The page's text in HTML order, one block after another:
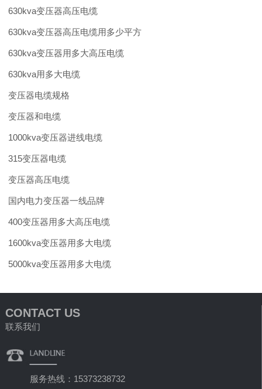
630kva变压器高压电缆
630kva变压器高压电缆用多少平方
630kva变压器用多大高压电缆
630kva用多大电缆
变压器电缆规格
变压器和电缆
1000kva变压器进线电缆
315变压器电缆
变压器高压电缆
国内电力变压器一线品牌
400变压器用多大高压电缆
1600kva变压器用多大电缆
5000kva变压器用多大电缆
CONTACT US
联系我们
服务热线：15373238732